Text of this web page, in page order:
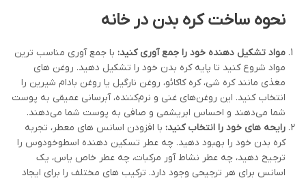
نحوه ساخت کره بدن در خانه
مواد تشکیل دهنده خود را جمع آوری کنید: با جمع آوری مناسب ترین
مواد شروع کنید تا پایه کره بدن خود را تشکیل دهید. روغن های
مغذی مانند کره شی، کره کاکائو، روغن نارگیل یا روغن بادام شیرین را
انتخاب کنید. این روغن‌های غنی و نرم‌کننده، آبرسانی عمیقی به پوست
شما می‌دهند و احساس ابریشمی و صافی به پوست شما می‌دهند.
رایحه های خود را انتخاب کنید: با افزودن اسانس های معطر، تجربه
کره بدن خود را بهبود دهید. چه عطر تسکین دهنده اسطوخودوس را
ترجیح دهید، چه عطر نشاط آور مرکبات، چه عطر خاص یاس، یک
اسانس برای هر ترجیحی وجود دارد. ترکیب های مختلف را برای ایجاد